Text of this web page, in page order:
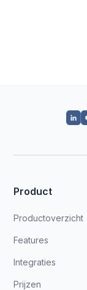
Product
Productoverzicht
Features
Integraties
Prijzen